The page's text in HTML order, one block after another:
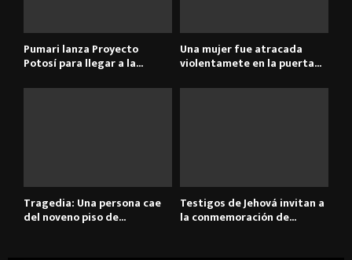
Pumari lanza Proyecto
Potosí para llegar a la...
Una mujer fue atracada
violentamete en la puerta...
Tragedia: Una persona cae
del noveno piso de...
Testigos de Jehová invitan a
la conmemoración de...